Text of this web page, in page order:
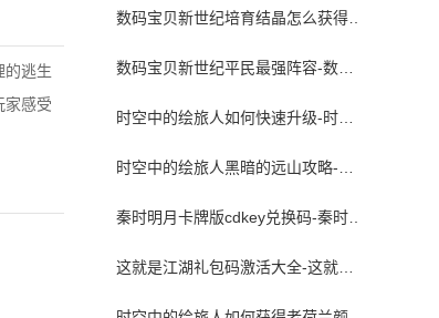
的逃生
家感受